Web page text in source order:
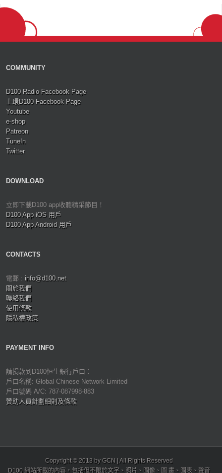
COMMUNITY
D100 Radio Facebook Page
上環D100 Facebook Page
Youtube
e-shop
Patreon
TuneIn
Twitter
DOWNLOAD
立即下載D100 app收聽精采節目！
D100 App iOS 用戶
D100 App Android 用戶
CONTACTS
電郵 : info@d100.net
關於我們
聯絡我們
使用條款
隱私權政策
PAYMENT INFO
請捐款到D100恒生銀行戶口：
戶口名稱: Global Chinese Network Limited
戶口號碼 A/C: 787-087998-883
贊助人員計劃細則及條款
Copyright © 2013 by GCN | All Rights Reserved
D100 網站所載的內容，包括但不限於文字、照片、圖像、圖 畫、圖表、聲音